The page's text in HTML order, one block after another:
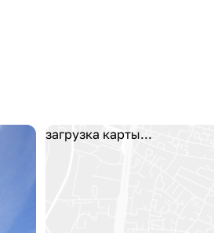
загрузка карты...